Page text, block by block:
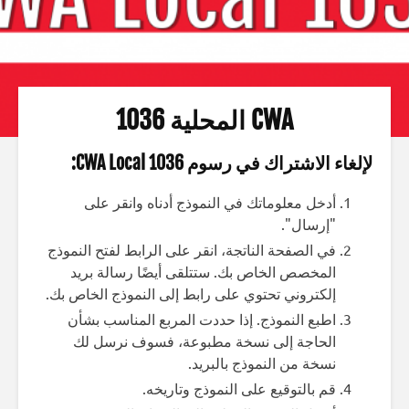
CWA المحلية 1036
لإلغاء الاشتراك في رسوم CWA Local 1036:
أدخل معلوماتك في النموذج أدناه وانقر على
"إرسال".
في الصفحة الناتجة، انقر على الرابط لفتح النموذج
المخصص الخاص بك. ستتلقى أيضًا رسالة بريد
إلكتروني تحتوي على رابط إلى النموذج الخاص بك.
اطبع النموذج. إذا حددت المربع المناسب بشأن
الحاجة إلى نسخة مطبوعة، فسوف نرسل لك
نسخة من النموذج بالبريد.
قم بالتوقيع على النموذج وتاريخه.